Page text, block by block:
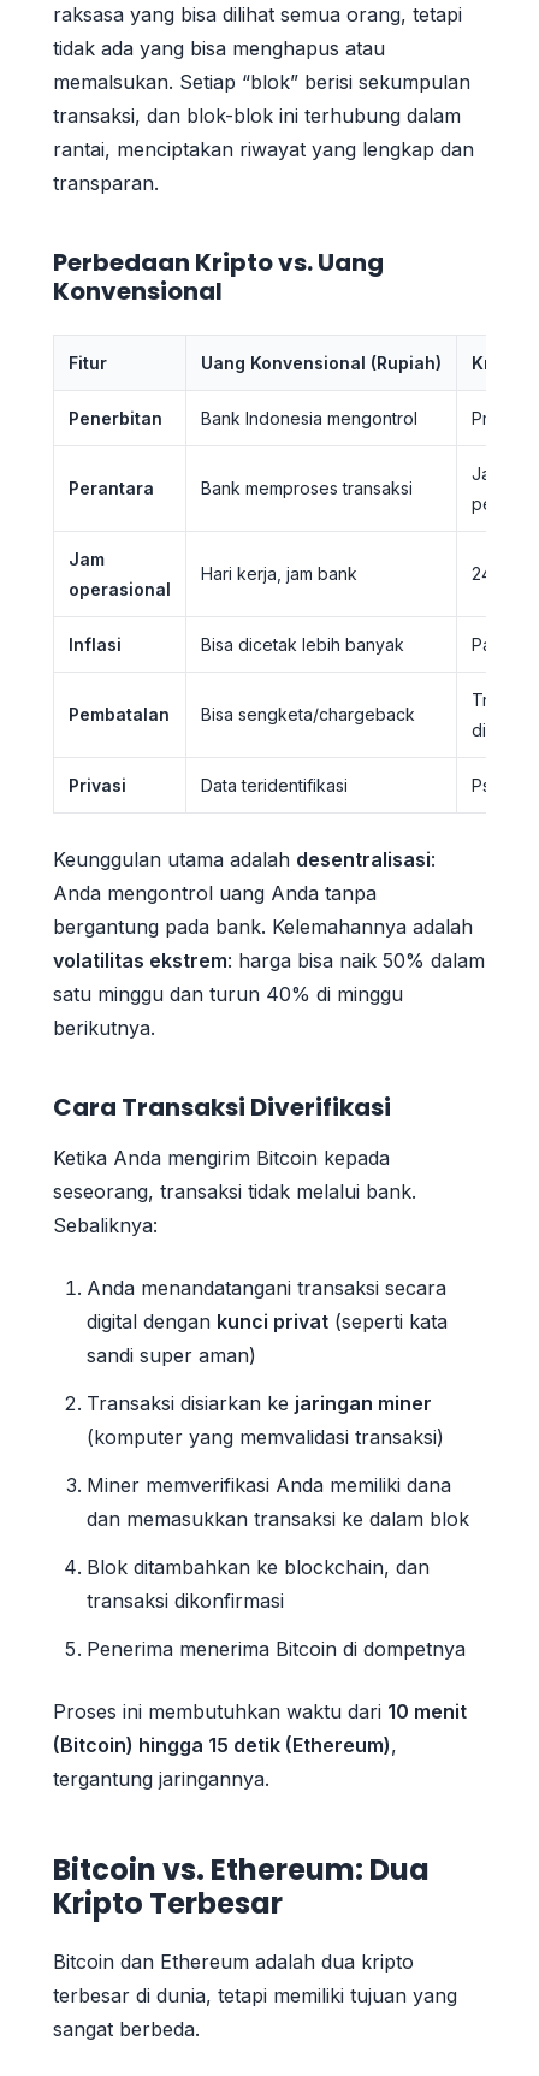
raksasa yang bisa dilihat semua orang, tetapi
tidak ada yang bisa menghapus atau
memalsukan. Setiap “blok” berisi sekumpulan
transaksi, dan blok-blok ini terhubung dalam
rantai, menciptakan riwayat yang lengkap dan
transparan.
Perbedaan Kripto vs. Uang
Konvensional
Fitur Uang Konvensional (Rupiah) Kripto
Penerbitan Bank Indonesia mengontrol
Perantara Bank memproses transaksi
Jam
operasional
Hari kerja, jam bank 24/7,
Inflasi Bisa dicetak lebih banyak
Pembatalan Bisa sengketa/chargeback
dibalik
Privasi Data teridentifikasi
Keunggulan utama adalah desentralisasi:
Anda mengontrol uang Anda tanpa
bergantung pada bank. Kelemahannya adalah
volatilitas ekstrem: harga bisa naik 50% dalam
satu minggu dan turun 40% di minggu
berikutnya.
Cara Transaksi Diverifikasi
Ketika Anda mengirim Bitcoin kepada
seseorang, transaksi tidak melalui bank.
Sebaliknya:
Anda menandatangani transaksi secara
digital dengan kunci privat (seperti kata
sandi super aman)
Transaksi disiarkan ke jaringan miner
(komputer yang memvalidasi transaksi)
Miner memverifikasi Anda memiliki dana
dan memasukkan transaksi ke dalam blok
Blok ditambahkan ke blockchain, dan
transaksi dikonfirmasi
Penerima menerima Bitcoin di dompetnya
Proses ini membutuhkan waktu dari 10 menit
(Bitcoin) hingga 15 detik (Ethereum),
tergantung jaringannya.
Bitcoin vs. Ethereum: Dua
Kripto Terbesar
Bitcoin dan Ethereum adalah dua kripto
terbesar di dunia, tetapi memiliki tujuan yang
sangat berbeda.